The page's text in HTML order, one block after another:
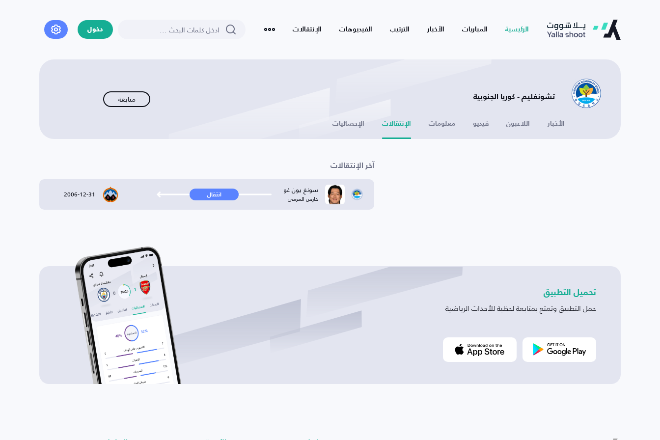
الرئيسية المباريات الأخبار الترتيب الفيديوهات الإنتقالات دخول
تشونغليم - كوريا الجنوبية متابعة
الأخبار اللاعبون فيديو معلومات الإنتقالات الإحصائيات
آخر الإنتقالات
سونغ يون غو
حارس المرمى انتقال 2006-12-31
تحميل التطبيق
حمل التطبيق وتمتع بمتابعة لحظية للأحداث الرياضية